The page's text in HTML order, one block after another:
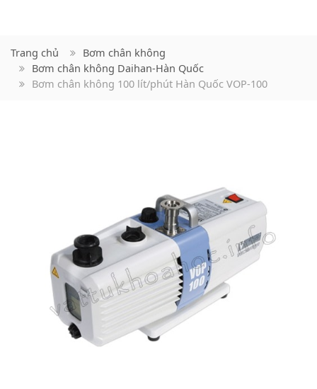
Trang chủ
Bơm chân không
Bơm chân không Daihan-Hàn Quốc
Bơm chân không 100 lít/phút Hàn Quốc VOP-100